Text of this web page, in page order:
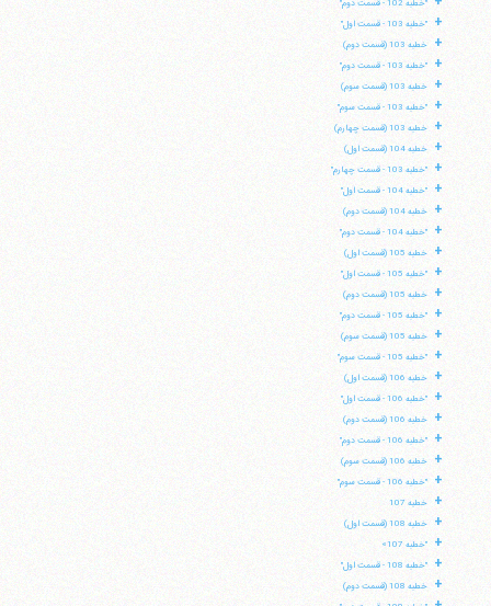
"خطبه 102 - قسمت دوم"
+ "خطبه 103 - قسمت اول"
+ خطبه 103 (قسمت دوم)
+ "خطبه 103 - قسمت دوم"
+ خطبه 103 (قسمت سوم)
+ "خطبه 103 - قسمت سوم"
+ خطبه 103 (قسمت چهارم)
+ خطبه 104 (قسمت اول)
+ "خطبه 103 - قسمت چهارم"
+ "خطبه 104 - قسمت اول"
+ خطبه 104 (قسمت دوم)
+ "خطبه 104 - قسمت دوم"
+ خطبه 105 (قسمت اول)
+ "خطبه 105 - قسمت اول"
+ خطبه 105 (قسمت دوم)
+ "خطبه 105 - قسمت دوم"
+ خطبه 105 (قسمت سوم)
+ "خطبه 105 - قسمت سوم"
+ خطبه 106 (قسمت اول)
+ "خطبه 106 - قسمت اول"
+ خطبه 106 (قسمت دوم)
+ "خطبه 106 - قسمت دوم"
+ خطبه 106 (قسمت سوم)
+ "خطبه 106 - قسمت سوم"
+ خطبه 107
+ خطبه 108 (قسمت اول)
+ "خطبه 107»
+ "خطبه 108 - قسمت اول"
+ خطبه 108 (قسمت دوم)